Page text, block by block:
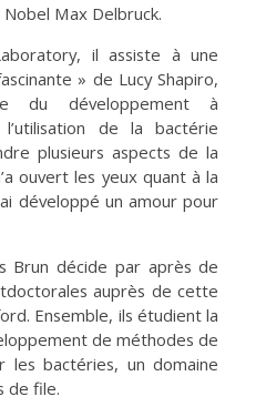
Max Delbruck.
il assiste à une
» de Lucy Shapiro,
du développement à
de la bactérie
plusieurs aspects de la
ouvert les yeux quant à la
développé un amour pour
Brun décide par après de
auprès de cette
Ensemble, ils étudient la
de méthodes de
les bactéries, un domaine
de file.